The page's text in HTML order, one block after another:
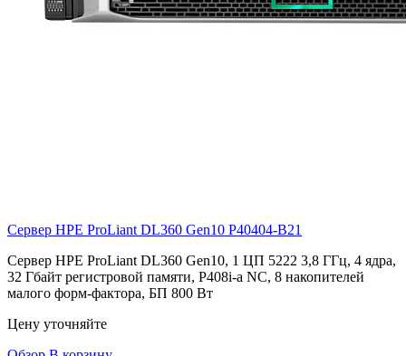
Сервер HPE ProLiant DL360 Gen10 P40404-B21
Сервер HPE ProLiant DL360 Gen10, 1 ЦП 5222 3,8 ГГц, 4 ядра,
32 Гбайт регистровой памяти, P408i-a NC, 8 накопителей
малого форм-фактора, БП 800 Вт
Цену уточняйте